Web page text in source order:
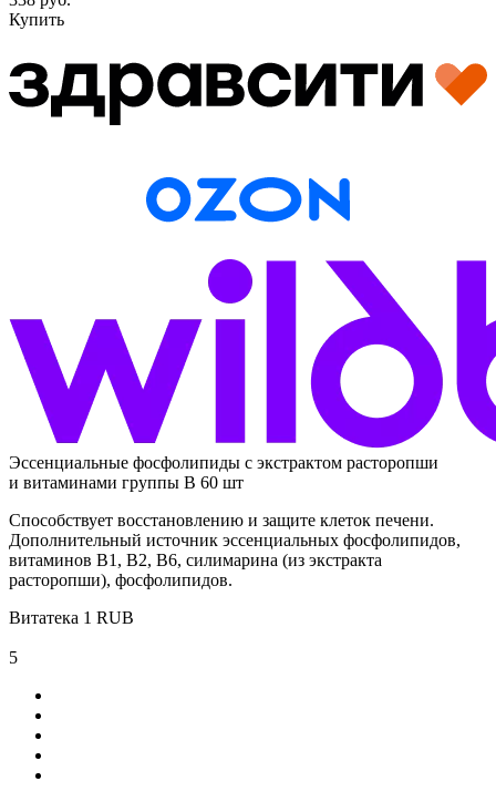
Купить
Эссенциальные фосфолипиды с экстрактом расторопши
и витаминами группы В 60 шт
Способствует восстановлению и защите клеток печени.
Дополнительный источник эссенциальных фосфолипидов,
витаминов В1, В2, В6, силимарина (из экстракта
расторопши), фосфолипидов.
Витатека 1 RUB
5